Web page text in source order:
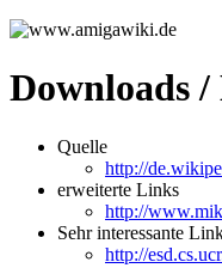
Downloads
Quelle
http://
erweiterte Links
http://
Sehr interessante
http://